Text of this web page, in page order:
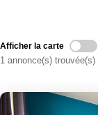
Plus de
Afficher la carte
1 annonce(s) trouvée(s)